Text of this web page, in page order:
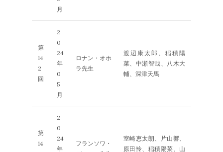
月
第
14
2
回
2
0
24
年
0
5
月
ロナン・オホ
ラ先生
渡辺康太郎、稲積陽
菜、中瀬智哉、八木大
輔、深津天馬
第
14
2
0
24
年
フランソワ・
室崎恵太朗、片山響、
原田怜、稲積陽菜、山